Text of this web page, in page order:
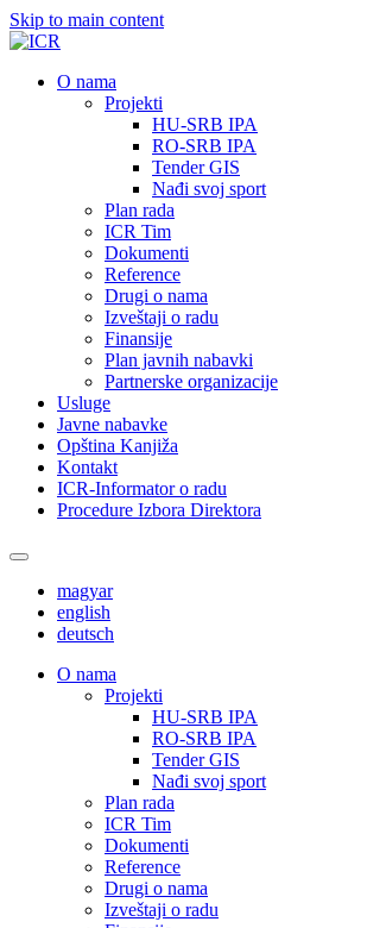
Skip to main content
О nama
Projekti
HU-SRB IPA
RO-SRB IPA
Tender GIS
Nađi svoj sport
Plan rada
ICR Tim
Dokumenti
Reference
Drugi o nama
Izveštaji o radu
Finansije
Plan javnih nabavki
Partnerske organizacije
Usluge
Javne nabavke
Opština Kanjiža
Kontakt
ICR-Informator o radu
Procedure Izbora Direktora
magyar
english
deutsch
О nama
Projekti
HU-SRB IPA
RO-SRB IPA
Tender GIS
Nađi svoj sport
Plan rada
ICR Tim
Dokumenti
Reference
Drugi o nama
Izveštaji o radu